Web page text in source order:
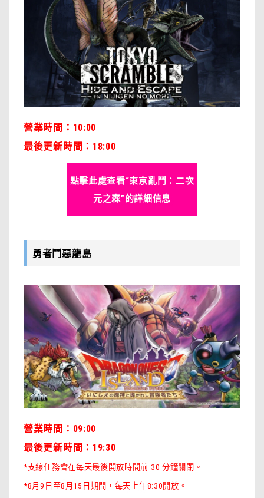
營業時間：10:00
最後更新時間：18:00
點擊此處查看“東京亂鬥：二次
元之森”的詳細信息
勇者鬥惡龍島
營業時間：09:00
最後更新時間：19:30
*支線任務會在每天最後開放時間前 30 分鐘關閉。
*8月9日至8月15日期間，每天上午8:30開放。